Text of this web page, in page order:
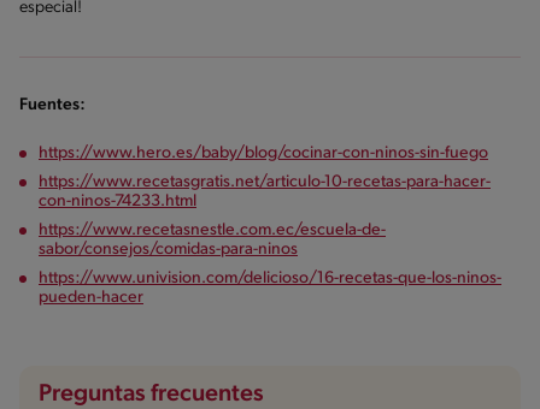
especial!
Fuentes:
https://www.hero.es/baby/blog/cocinar-con-ninos-sin-fuego
https://www.recetasgratis.net/articulo-10-recetas-para-hacer-
con-ninos-74233.html
https://www.recetasnestle.com.ec/escuela-de-
sabor/consejos/comidas-para-ninos
https://www.univision.com/delicioso/16-recetas-que-los-ninos-
pueden-hacer
Preguntas frecuentes